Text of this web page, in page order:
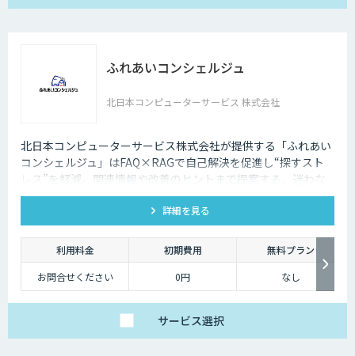
ふれあいコンシェルジュ
北日本コンピューターサービス 株式会社
北日本コンピューターサービス株式会社が提供する「ふれあい
コンシェルジュ」はFAQ×RAGで自己解決を促進し“探すスト
レス”を軽減。関連情報や改善のヒントまで提案する、迷わな
いFAQシステムです。
詳細を見る
利用料金 初期費用
無料プラン
お問合せください
0円 なし
サービス選択